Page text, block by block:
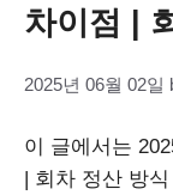
차이점 |
2025년 06월 02일
이 글에서는
| 회차 정산 방